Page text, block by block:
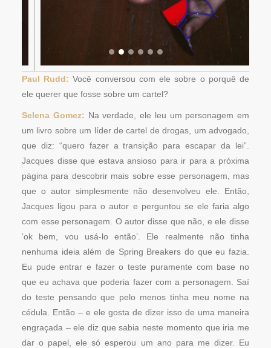
Paul Rudd:Você conversou com ele sobre o porquê de
ele querer que fosse sobre um cartel?
Selena Gomez: Na verdade, ele leu um personagem em
um livro sobre um líder de cartel de drogas, um advogado,
que diz: “quero fazer a transição para escapar da lei”.
Jacques disse que estava ansioso para ir para a próxima
página para descobrir mais sobre esse personagem, mas
que o autor simplesmente não desenvolveu ele. Então,
Jacques ligou para o autor e perguntou se ele faria algo
com esse personagem. O autor disse que não, e ele disse
‘ok bem, vou usá-lo então’. Ele realmente não tinha
nenhuma ideia além de Spring Breakers do que eu fazia.
Eu pude entrar e fazer o teste puramente com base no
que eu achava que poderia fazer com a personagem. Saí
do teste pensando que pelo menos tinha meu nome na
cédula. Então – e ele gosta de dizer isso de uma maneira
engraçada – ele diz que sabia neste momento que iria me
dar o papel, ele só esperou um ano para me dizer. Eu